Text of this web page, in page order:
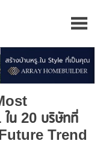
น 20 บริษัทที่
Future Trend